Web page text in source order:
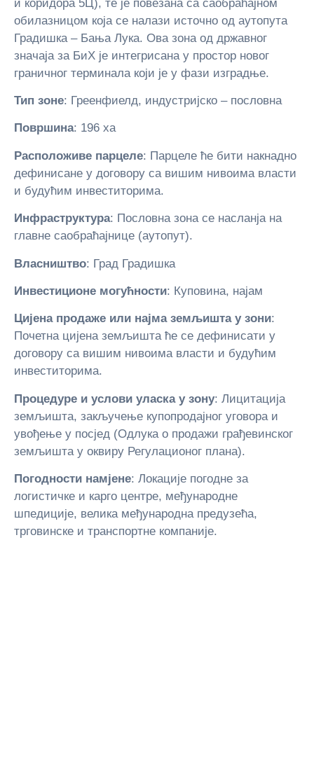
и коридора 5Ц), те је повезана са саобраћајном
обилазницом која се налази источно од аутопута
Градишка – Бања Лука. Ова зона од државног
значаја за БиХ је интегрисана у простор новог
граничног терминала који је у фази изградње.
Тип зоне: Греенфиелд, индустријско – пословна
Површина: 196 ха
Расположиве парцеле: Парцеле ће бити накнадно
дефинисане у договору са вишим нивоима власти
и будућим инвеститорима.
Инфраструктура: Пословна зона се насланја на
главне саобраћајнице (аутопут).
Власништво: Град Градишка
Инвестиционе могућности: Куповина, најам
Цијена продаже или најма земљишта у зони:
Почетна цијена земљишта ће се дефинисати у
договору са вишим нивоима власти и будућим
инвеститорима.
Процедуре и услови уласка у зону: Лицитација
земљишта, закључење купопродајног уговора и
увођење у посјед (Одлука о продажи грађевинског
земљишта у оквиру Регулационог плана).
Погодности намјене: Локације погодне за
логистичке и карго центре, међународне
шпедиције, велика међународна предузећа,
трговинске и транспортне компаније.